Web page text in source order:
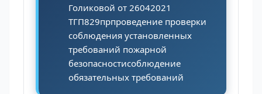
Голиковой от 26042021
ТГП829прпроведение проверки
соблюдения установленных
требований пожарной
безопасностисоблюдение
обязательных требований